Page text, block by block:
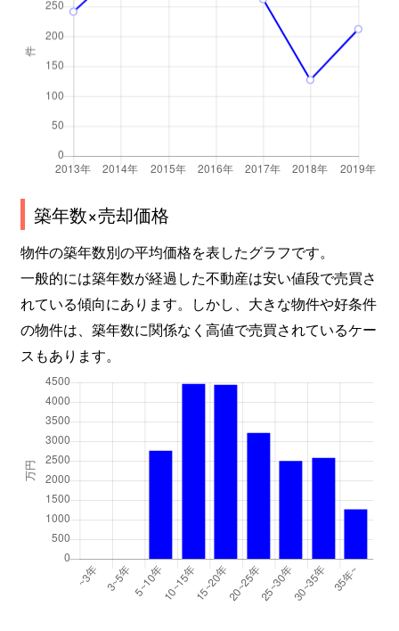
築年数×売却価格
物件の築年数別の平均価格を表したグラフです。
一般的には築年数が経過した不動産は安い値段で売買さ
れている傾向にあります。しかし、大きな物件や好条件
の物件は、築年数に関係なく高値で売買されているケー
スもあります。